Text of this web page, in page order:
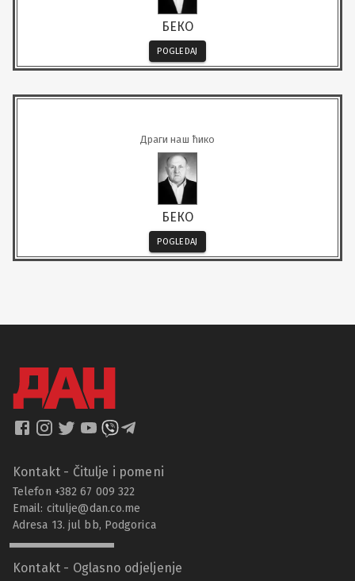
БЕКО
POGLEDAJ
Драги наш ћико
БЕКО
POGLEDAJ
Kontakt - Čitulje i pomeni
Telefon +382 67 009 322
Email: citulje@dan.co.me
Adresa 13. jul bb, Podgorica
Kontakt - Oglasno odjeljenje